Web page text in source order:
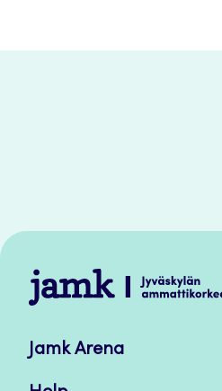
Jamk
–
Avoimet
Jamk Arena